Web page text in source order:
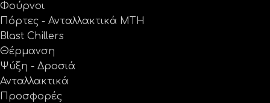
Φούρνοι
Πόρτες - Ανταλλακτικά MTH
Blast Chillers
Θέρμανση
Ψύξη - Δροσιά
Ανταλλακτικά
Προσφορές